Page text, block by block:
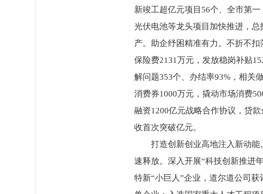
新竣工超亿元项目56个、全市第
光伏电池等龙头项目加快推进，
产。助企纾困精准有力。不折不
保险费2131万元，发放稳岗补贴
解问题353个、办结率93%，相关
消费券1000万元，撬动市场消费
融资1200亿元战略合作协议，贷
收首次突破亿元。
打造创新创业高地注入新动
速释放。深入开展“科技创新推进
特新“小巨人”企业，道尔道公司